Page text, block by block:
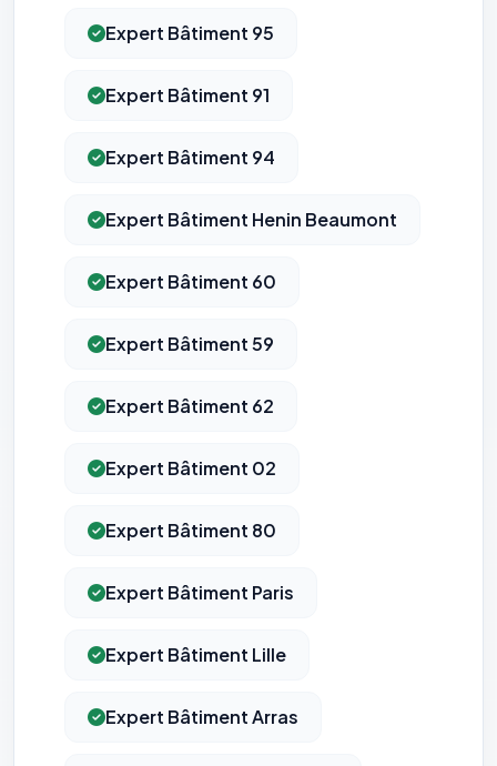
Expert Bâtiment 95
Expert Bâtiment 91
Expert Bâtiment 94
Expert Bâtiment Henin Beaumont
Expert Bâtiment 60
Expert Bâtiment 59
Expert Bâtiment 62
Expert Bâtiment 02
Expert Bâtiment 80
Expert Bâtiment Paris
Expert Bâtiment Lille
Expert Bâtiment Arras
bandeau cookies (cadre distinct du site web). Pour vous y
opposer : utilisez le
confidentialité(section Traceurs dans les Courriels).